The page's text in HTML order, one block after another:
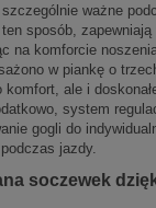
ważne
sposób,
na komforcie
w piankę o
ale i
system
gogli do
jazdy.
soczewek